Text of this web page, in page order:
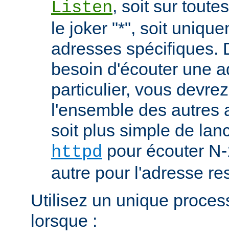
Listen, soit sur
le joker "*", soit
adresses spécifiques.
besoin d'écouter une
particulier, vous
l'ensemble des autres
soit plus simple de
httpd pour écouter
autre pour l'adresse
Utilisez un unique
lorsque :